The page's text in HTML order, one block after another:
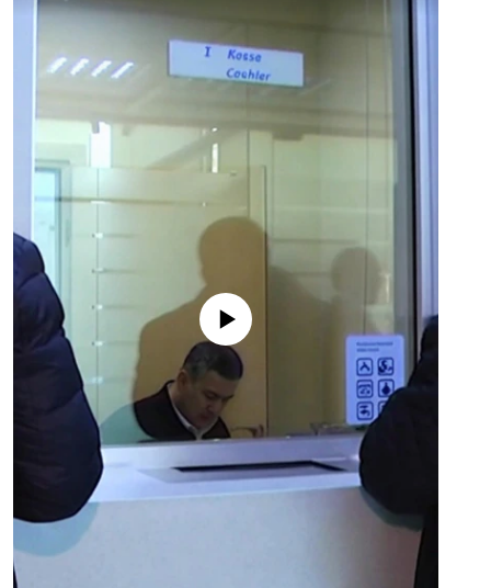
No media source currently available